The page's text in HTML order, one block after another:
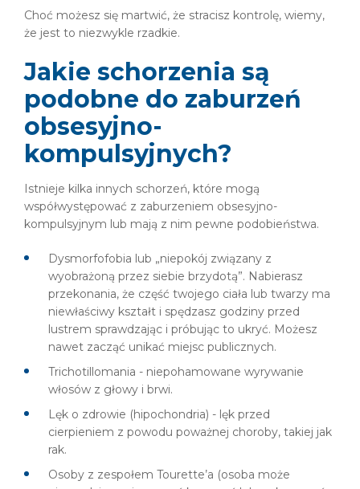
Choć możesz się martwić, że stracisz kontrolę, wiemy,
że jest to niezwykle rzadkie.
Jakie schorzenia są
podobne do zaburzeń
obsesyjno-
kompulsyjnych?
Istnieje kilka innych schorzeń, które mogą
współwystępować z zaburzeniem obsesyjno-
kompulsyjnym lub mają z nim pewne podobieństwa.
Dysmorfofobia lub „niepokój związany z
wyobrażoną przez siebie brzydotą”. Nabierasz
przekonania, że część twojego ciała lub twarzy ma
niewłaściwy kształt i spędzasz godziny przed
lustrem sprawdzając i próbując to ukryć. Możesz
nawet zacząć unikać miejsc publicznych.
Trichotillomania - niepohamowane wyrywanie
włosów z głowy i brwi.
Lęk o zdrowie (hipochondria) - lęk przed
cierpieniem z powodu poważnej choroby, takiej jak
rak.
Osoby z zespołem Tourette’a (osoba może